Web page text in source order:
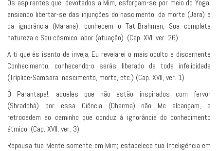
Os aspirantes que, devotados a Mim, esforçam-se por meio do Yoga,
ansiando libertar-se das injunções do nascimento, da morte (Jara) e
da ignorância (Marana), conhecem o Tat-Brahman, Sua completa
natureza e Seu cósmico labor (atuação). (Cap. XVI, ver. 26)
A ti que és isento de inveja, Eu revelarei o mais oculto e discernente
Conhecimento, conhecendo-o serás liberado de toda infelicidade
(Tríplice-Samsara: nascimento, morte, etc.) (Cap. XVII, ver. 1)
Ó Parantapa!, aqueles que não estão inspirados com fervor
(Shraddhá) por essa Ciência (Dharma) não Me alcançam, e
retrocedem ao caminho que conduz à ignorância do conhecimento
átmico. (Cap. XVII, ver. 3)
Repousa tua Mente somente em Mim; estabelece tua Inteligência em